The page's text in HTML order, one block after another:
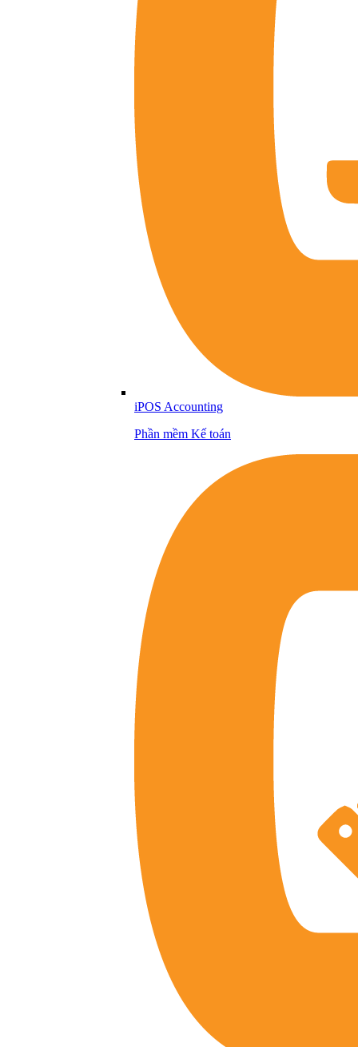
iPOS Accounting
Phần mềm Kế toán